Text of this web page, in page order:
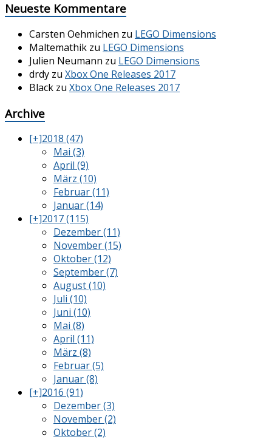
Neueste Kommentare
Carsten Oehmichen zu LEGO Dimensions
Maltemathik zu LEGO Dimensions
Julien Neumann zu LEGO Dimensions
drdy zu Xbox One Releases 2017
Black zu Xbox One Releases 2017
Archive
[+]2018 (47)
Mai (3)
April (9)
März (10)
Februar (11)
Januar (14)
[+]2017 (115)
Dezember (11)
November (15)
Oktober (12)
September (7)
August (10)
Juli (10)
Juni (10)
Mai (8)
April (11)
März (8)
Februar (5)
Januar (8)
[+]2016 (91)
Dezember (3)
November (2)
Oktober (2)